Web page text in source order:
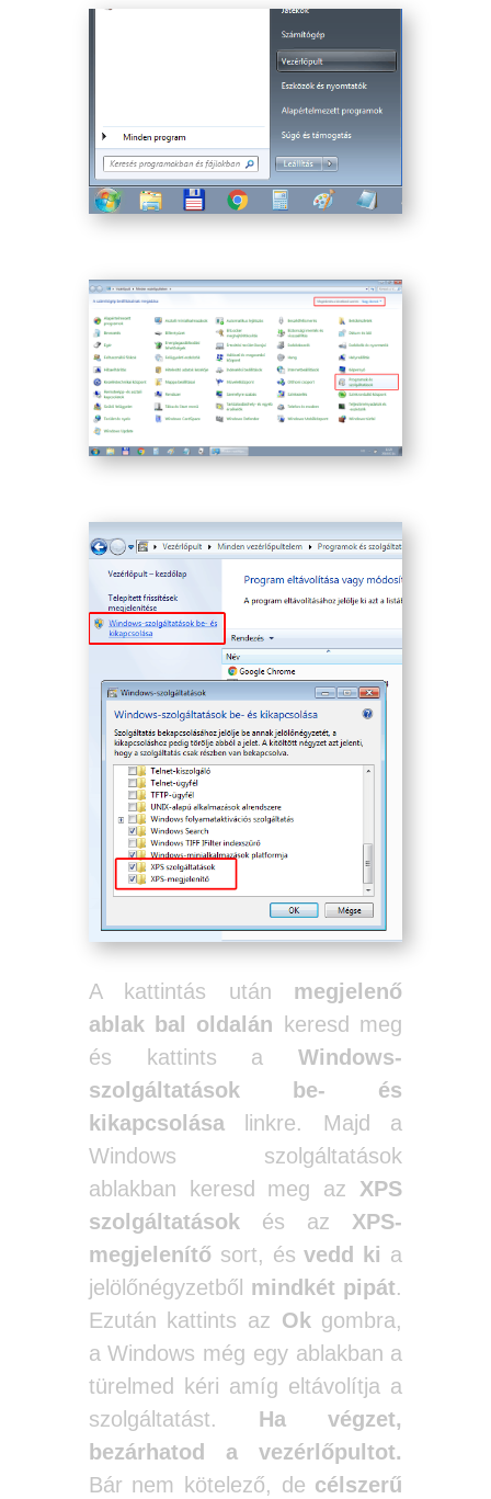
A kattintás után megjelenő
ablak bal oldalán keresd meg
és kattints aWindows-
szolgáltatások be- és
kikapcsolásalinkre. Majd a
Windows szolgáltatások
ablakban keresd meg az XPS
szolgáltatásokés az XPS-
megjelenítősort, ésvedd ki a
jelölőnégyzetből mindkét pipát.
Ezután kattints az Okgombra,
a Windows még egy ablakban a
türelmed kéri amíg eltávolítja a
szolgáltatást. Ha végzet,
bezárhatod a vezérlőpultot.
Bár nem kötelező, de célszerű